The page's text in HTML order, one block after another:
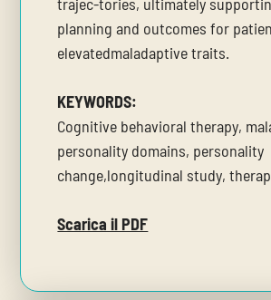
planning and outcomes for
elevatedmaladaptive traits.
KEYWORDS:
Cognitive behavioral therapy,
personality domains, personality
change,longitudinal study,
Scarica il PDF